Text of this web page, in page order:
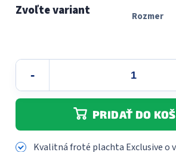
Rozmer
PRIDAŤ DO
Kvalitná froté plachta Exclusive o